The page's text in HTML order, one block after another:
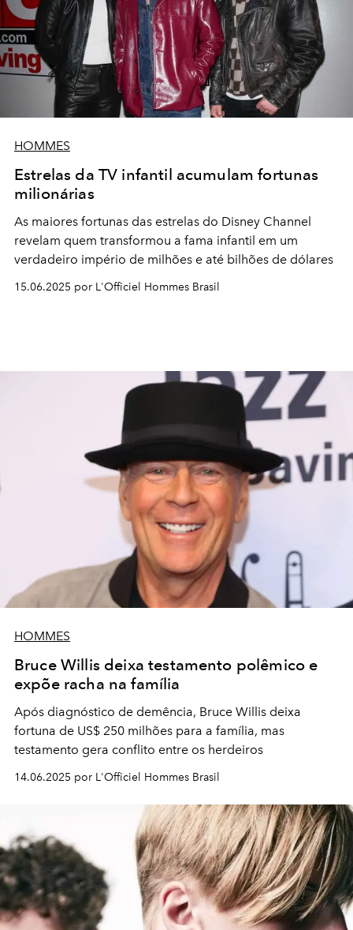
HOMMES
Estrelas da TV infantil acumulam fortunas
milionárias
As maiores fortunas das estrelas do Disney Channel
revelam quem transformou a fama infantil em um
verdadeiro império de milhões e até bilhões de dólares
15.06.2025 por L'Officiel Hommes Brasil
HOMMES
Bruce Willis deixa testamento polêmico e
expõe racha na família
Após diagnóstico de demência, Bruce Willis deixa
fortuna de US$ 250 milhões para a família, mas
testamento gera conflito entre os herdeiros
14.06.2025 por L'Officiel Hommes Brasil